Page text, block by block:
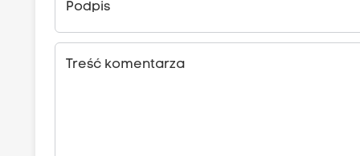
Podpis
Treść komentarza